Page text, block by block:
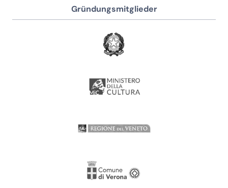
Gründungsmitglieder